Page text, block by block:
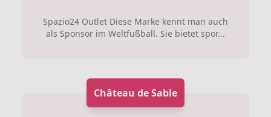
Spazio24 Outlet Diese Marke kennt man auch
als Sponsor im Weltfußball. Sie bietet spor...
Château de Sable